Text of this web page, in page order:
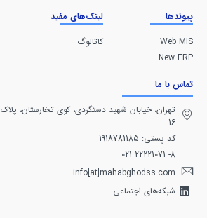
پیوندها
Web MIS
New ERP
لینک‌های مفید
کاتالوگ
تماس با ما
تهران، خيابان شهيد دستگردی، كوی تخارستان، پلاک
16
کد پستی: 1918781185
8- 22221071 021
info[at]mahabghodss.com
شبکه‌های اجتماعی